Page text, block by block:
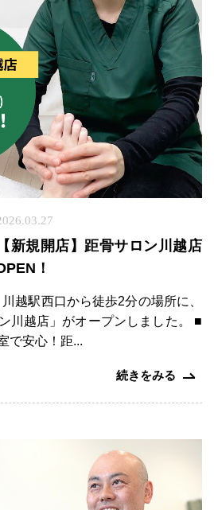
【新規開店】距骨サロン川越店
！
越駅西口から徒歩2分の場所に、
川越店」がオープンしました。 ■
で安心！距...
続きをみる